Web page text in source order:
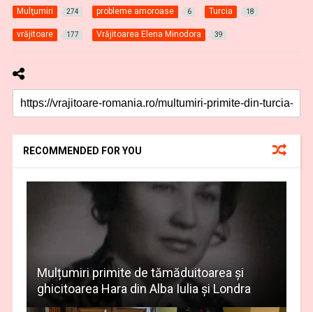
Mulţumiri 274 probleme amoroase 6 Turcia 18
vrăjitoare 177 Vrăjitoarea Elena Minodora 39
RECOMMENDED FOR YOU
Mulțumiri primite de tămăduitoarea și
ghicitoarea Hara din Alba Iulia și Londra